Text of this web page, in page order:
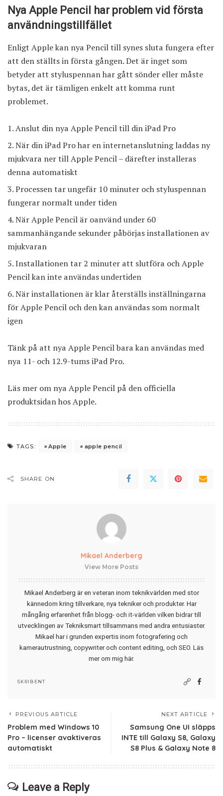
Nya Apple Pencil har problem vid första
användningstillfället
Enligt Apple kan nya Pencil till synes sluta fungera efter
att den ställts in första gången. Det är inget som
betyder att styluspennan har gått sönder eller måste
bytas, det är tämligen enkelt att komma runt
problemet.
Anslut din nya Apple Pencil till din iPad Pro
När din iPad Pro har en internetanslutning laddas ny
mjukvara ner till Apple Pencil – därefter installeras
denna automatiskt
Processen tar ungefär 10 minuter och styluspennan
fungerar normalt under tiden
När Apple Pencil är oanvänd under 60
sammanhängande sekunder påbörjas installationen av
mjukvaran
Installationen tar 2 minuter att slutföra och Apple
Pencil kan inte användas undertiden
När installationen är klar återställs inställningarna
för Apple Pencil och den kan användas som normalt
igen
Tänk på att nya Apple Pencil bara kan användas med
nya 11- och 12.9-tums iPad Pro.
Läs mer om nya Apple Pencil på den officiella
produktsidan hos Apple.
TAGS: Apple apple pencil
SHARE ON
Mikael Anderberg
View More Posts
Mikael Anderberg är en veteran inom teknikvärlden med stor
kännedom kring tillverkare, nya tekniker och produkter. Har
mångårig erfarenhet från blogg- och it-världen vilken bidrar till
utvecklingen av Tekniksmart tillsammans med andra entusiaster.
Mikael har i grunden expertis inom fotografering och
kamerautrustning, copywriter och content editing, och SEO. Läs
mer om mig här.
SKRIBENT
PREVIOUS ARTICLE
Problem med Windows 10
Pro – licenser avaktiveras
automatiskt
NEXT ARTICLE
Samsung One UI släpps
INTE till Galaxy S8, Galaxy
S8 Plus & Galaxy Note 8
Leave a Reply